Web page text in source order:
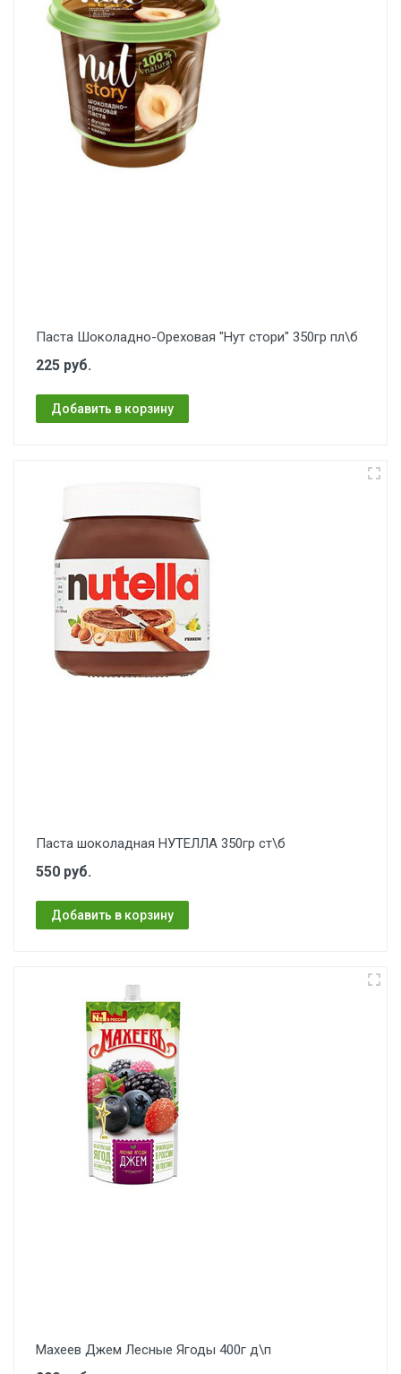
Паста Шоколадно-Ореховая "Нут стори" 350гр пл\б
225 руб.
Добавить в корзину
Паста шоколадная НУТЕЛЛА 350гр ст\б
550 руб.
Добавить в корзину
Махеев Джем Лесные Ягоды 400г д\п